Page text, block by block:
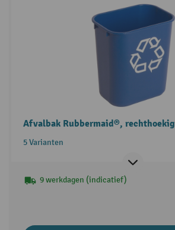
Afvalbak Rubbermaid®, rechthoekig
5 Varianten
9 werkdagen (indicatief)